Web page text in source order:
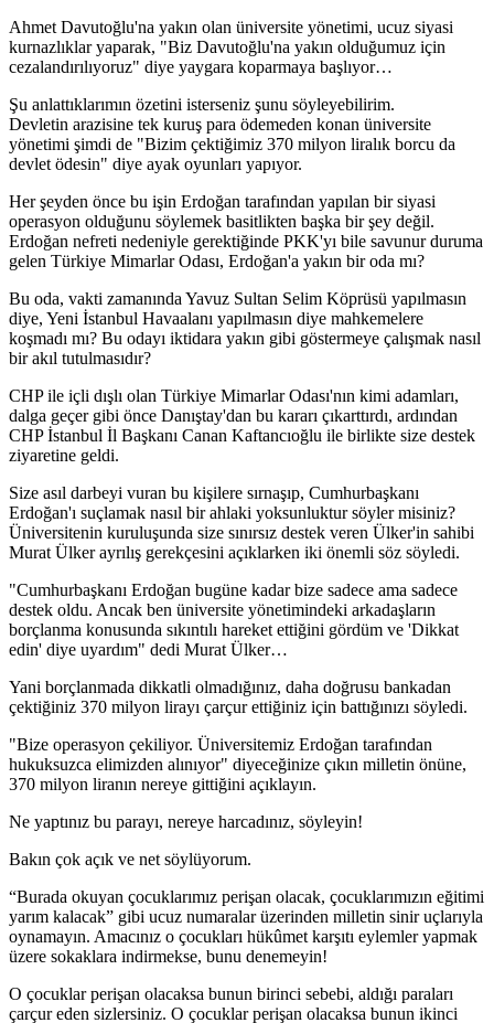
Ahmet Davutoğlu'na yakın olan üniversite yönetimi, ucuz siyasi
kurnazlıklar yaparak, "Biz Davutoğlu'na yakın olduğumuz için
cezalandırılıyoruz" diye yaygara koparmaya başlıyor…
Şu anlattıklarımın özetini isterseniz şunu söyleyebilirim.
Devletin arazisine tek kuruş para ödemeden konan üniversite
yönetimi şimdi de "Bizim çektiğimiz 370 milyon liralık borcu da
devlet ödesin" diye ayak oyunları yapıyor.
Her şeyden önce bu işin Erdoğan tarafından yapılan bir siyasi
operasyon olduğunu söylemek basitlikten başka bir şey değil.
Erdoğan nefreti nedeniyle gerektiğinde PKK'yı bile savunur duruma
gelen Türkiye Mimarlar Odası, Erdoğan'a yakın bir oda mı?
Bu oda, vakti zamanında Yavuz Sultan Selim Köprüsü yapılmasın
diye, Yeni İstanbul Havaalanı yapılmasın diye mahkemelere
koşmadı mı? Bu odayı iktidara yakın gibi göstermeye çalışmak nasıl
bir akıl tutulmasıdır?
CHP ile içli dışlı olan Türkiye Mimarlar Odası'nın kimi adamları,
dalga geçer gibi önce Danıştay'dan bu kararı çıkarttırdı, ardından
CHP İstanbul İl Başkanı Canan Kaftancıoğlu ile birlikte size destek
ziyaretine geldi.
Size asıl darbeyi vuran bu kişilere sırnaşıp, Cumhurbaşkanı
Erdoğan'ı suçlamak nasıl bir ahlaki yoksunluktur söyler misiniz?
Üniversitenin kuruluşunda size sınırsız destek veren Ülker'in sahibi
Murat Ülker ayrılış gerekçesini açıklarken iki önemli söz söyledi.
"Cumhurbaşkanı Erdoğan bugüne kadar bize sadece ama sadece
destek oldu. Ancak ben üniversite yönetimindeki arkadaşların
borçlanma konusunda sıkıntılı hareket ettiğini gördüm ve 'Dikkat
edin' diye uyardım" dedi Murat Ülker…
Yani borçlanmada dikkatli olmadığınız, daha doğrusu bankadan
çektiğiniz 370 milyon lirayı çarçur ettiğiniz için battığınızı söyledi.
"Bize operasyon çekiliyor. Üniversitemiz Erdoğan tarafından
hukuksuzca elimizden alınıyor" diyeceğinize çıkın milletin önüne,
370 milyon liranın nereye gittiğini açıklayın.
Ne yaptınız bu parayı, nereye harcadınız, söyleyin!
Bakın çok açık ve net söylüyorum.
“Burada okuyan çocuklarımız perişan olacak, çocuklarımızın eğitimi
yarım kalacak” gibi ucuz numaralar üzerinden milletin sinir uçlarıyla
oynamayın. Amacınız o çocukları hükûmet karşıtı eylemler yapmak
üzere sokaklara indirmekse, bunu denemeyin!
O çocuklar perişan olacaksa bunun birinci sebebi, aldığı paraları
çarçur eden sizlersiniz. O çocuklar perişan olacaksa bunun ikinci